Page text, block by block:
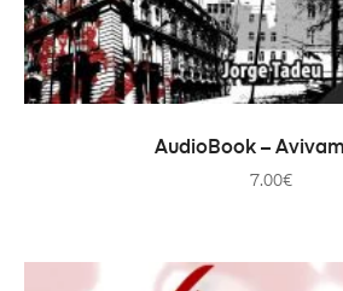
ADICIONAR
AudioBook –
7.00€